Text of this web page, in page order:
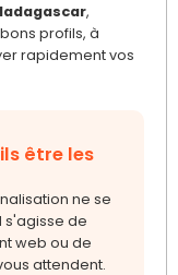
,
profils, à
rapidement vos
être les
ne se
s'agisse de
web ou de
attendent.